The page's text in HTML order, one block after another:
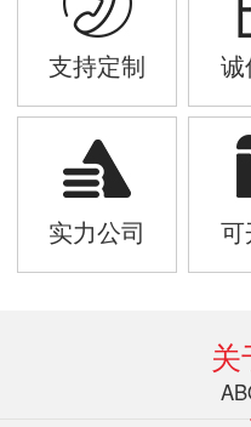
支持定制
实力公司
关